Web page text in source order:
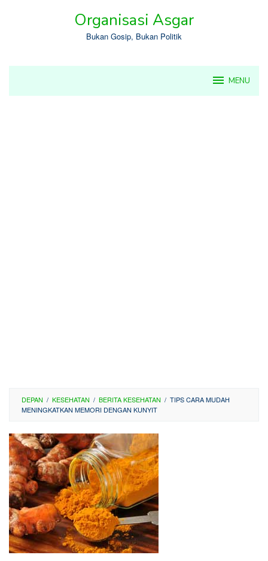
Organisasi Asgar
Bukan Gosip, Bukan Politik
MENU
DEPAN / KESEHATAN / BERITA KESEHATAN / TIPS CARA MUDAH
MENINGKATKAN MEMORI DENGAN KUNYIT